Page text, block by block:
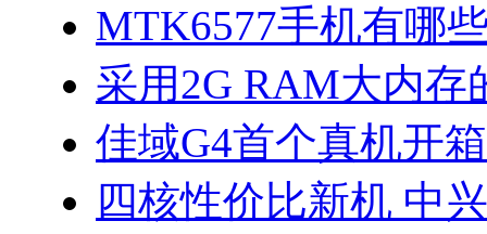
MTK6577手机有哪
采用2G RAM大内存
佳域G4首个真机开
四核性价比新机 中